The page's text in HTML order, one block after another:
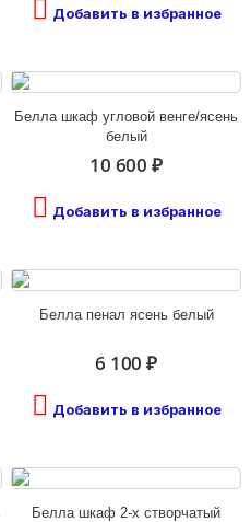
Добавить в избранное
Белла шкаф угловой венге/ясень
белый
10 600 ₽
Добавить в избранное
Белла пенал ясень белый
6 100 ₽
Добавить в избранное
Белла шкаф 2-х створчатый